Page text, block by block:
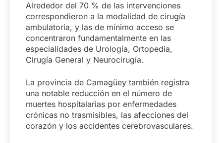
Alrededor del 70 % de las intervenciones
correspondieron a la modalidad de cirugía
ambulatoria, y las de mínimo acceso se
concentraron fundamentalmente en las
especialidades de Urología, Ortopedia,
Cirugía General y Neurocirugía.
La provincia de Camagüey también registra
una notable reducción en el número de
muertes hospitalarias por enfermedades
crónicas no trasmisibles, las afecciones del
corazón y los accidentes cerebrovasculares.